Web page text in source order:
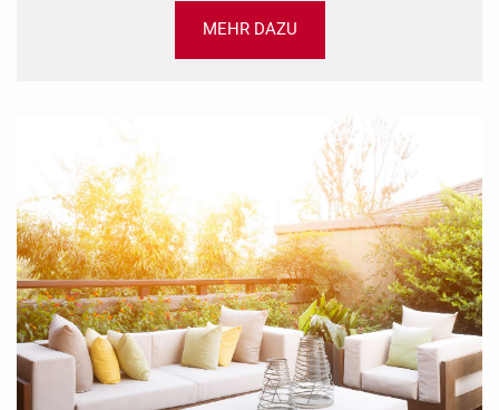
MEHR DAZU